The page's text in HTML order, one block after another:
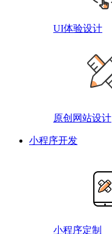
UI体验设计
原创网站设计
小程序开发
小程序定制